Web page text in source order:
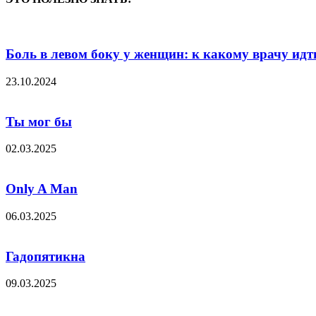
Боль в левом боку у женщин: к какому врачу
23.10.2024
Ты мог бы
02.03.2025
Only A Man
06.03.2025
Гадопятикна
09.03.2025